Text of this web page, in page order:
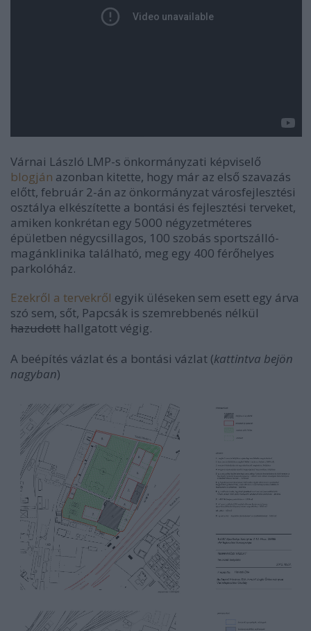
Várnai László LMP-s önkormányzati képviselő
blogján azonban kitette, hogy már az első szavazás
előtt, február 2-án az önkormányzatvárosfejlesztési
osztálya elkészítette a bontási és fejlesztési terveket,
amiken konkrétan egy 5000 négyzetméteres
épületben négycsillagos, 100 szobás sportszálló-
magánklinika található, meg egy 400 férőhelyes
parkolóház.
Ezekről a tervekről egyik üléseken sem esett egy árva
szó sem, sőt, Papcsák is szemrebbenés nélkül
hazudott hallgatott végig.
A beépítés vázlat és a bontási vázlat (kattintva bejön
nagyban)